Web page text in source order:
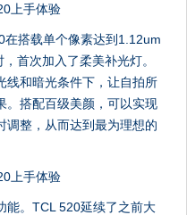
搭载单个像素达到1.12um
首次加入了柔美补光灯。
线和暗光条件下，让自拍所
。搭配百级美颜，可以实现
调整，从而达到最为理想的
能。TCL 520延续了之前大